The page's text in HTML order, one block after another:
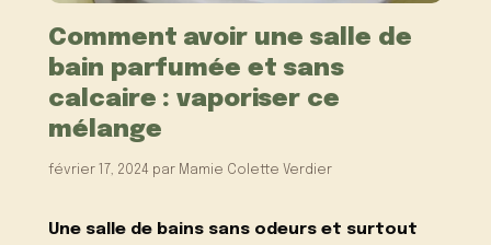
Comment avoir une salle de
bain parfumée et sans
calcaire : vaporiser ce
mélange
février 17, 2024 par Mamie Colette Verdier
Une salle de bains sans odeurs et surtout